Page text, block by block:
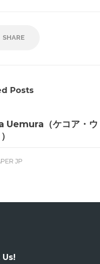
SHARE
Posts
Uemura（ケコア・ウ
JP